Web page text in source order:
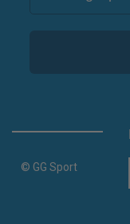
© GG Sport